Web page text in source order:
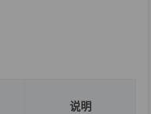
说明